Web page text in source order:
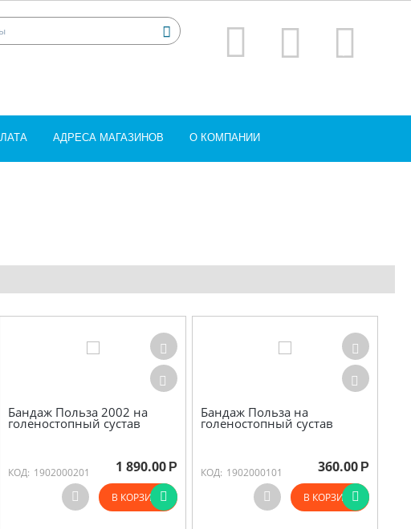
АДРЕСА МАГАЗИНОВ О КОМПАНИИ
Бандаж Польза 2002 на
голеностопный сустав
КОД: 1902000201 1 890.00 Р
В КОРЗИНУ
Бандаж Польза на
голеностопный сустав
КОД: 1902000101 360.00 Р
В КОРЗИНУ